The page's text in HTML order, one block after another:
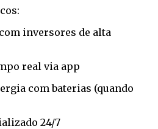
inversores de alta
real via app
com baterias (quando
24/7